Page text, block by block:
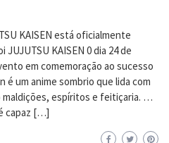
KAISEN está oficialmente
KAISEN 0 dia 24 de
em comemoração ao sucesso
é um anime sombrio que lida com
espíritos e feitiçaria. …
capaz […]